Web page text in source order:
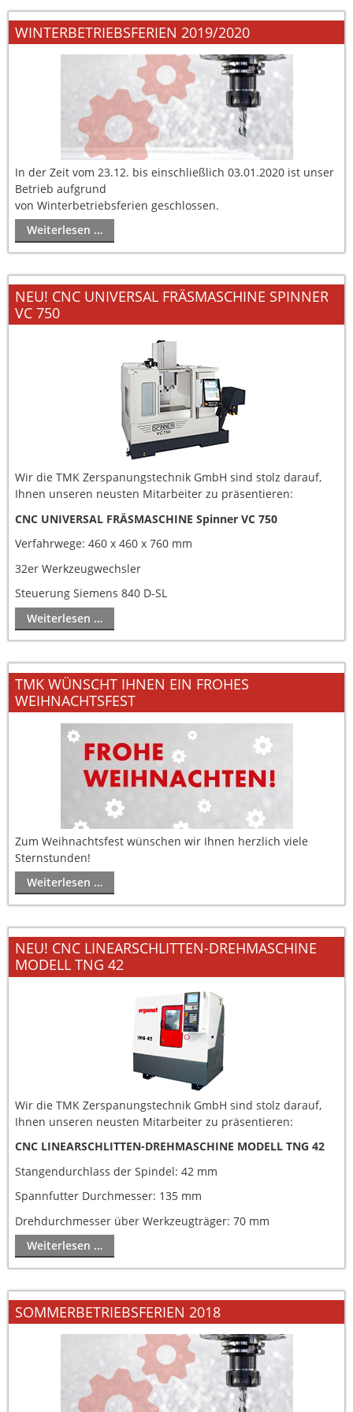
WINTERBETRIEBSFERIEN 2019/2020
In der Zeit vom 23.12. bis einschließlich 03.01.2020 ist unser
Betrieb aufgrund
von Winterbetriebsferien geschlossen.
Weiterlesen …
NEU! CNC UNIVERSAL FRÄSMASCHINE SPINNER
VC 750
Wir die TMK Zerspanungstechnik GmbH sind stolz darauf,
Ihnen unseren neusten Mitarbeiter zu präsentieren:
CNC UNIVERSAL FRÄSMASCHINE Spinner VC 750
Verfahrwege: 460 x 460 x 760 mm
32er Werkzeugwechsler
Steuerung Siemens 840 D-SL
Weiterlesen …
TMK WÜNSCHT IHNEN EIN FROHES
WEIHNACHTSFEST
Zum Weihnachtsfest wünschen wir Ihnen herzlich viele
Sternstunden!
Weiterlesen …
NEU! CNC LINEARSCHLITTEN-DREHMASCHINE
MODELL TNG 42
Wir die TMK Zerspanungstechnik GmbH sind stolz darauf,
Ihnen unseren neusten Mitarbeiter zu präsentieren:
CNC LINEARSCHLITTEN-DREHMASCHINE MODELL TNG 42
Stangendurchlass der Spindel: 42 mm
Spannfutter Durchmesser: 135 mm
Drehdurchmesser über Werkzeugträger: 70 mm
Weiterlesen …
SOMMERBETRIEBSFERIEN 2018